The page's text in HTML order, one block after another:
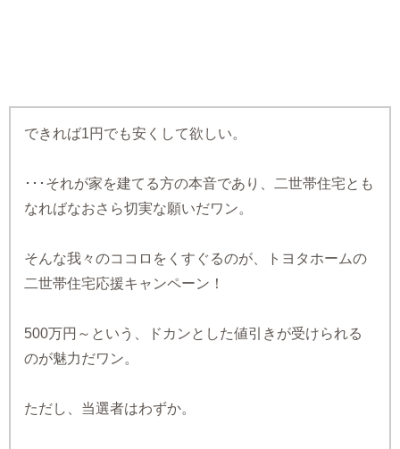
できれば1円でも安くして欲しい。
･･･それが家を建てる方の本音であり、二世帯住宅とも
なればなおさら切実な願いだワン。
そんな我々のココロをくすぐるのが、トヨタホームの
二世帯住宅応援キャンペーン！
500万円～という、ドカンとした値引きが受けられる
のが魅力だワン。
ただし、当選者はわずか。